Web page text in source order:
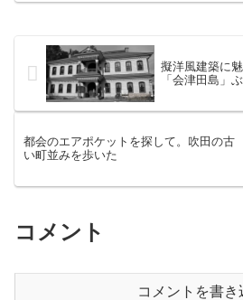
擬洋風建築に
「会津田島」
都会のエアポケットを探して。吹田の古
い町並みを歩いた
コメント
コメントを書き